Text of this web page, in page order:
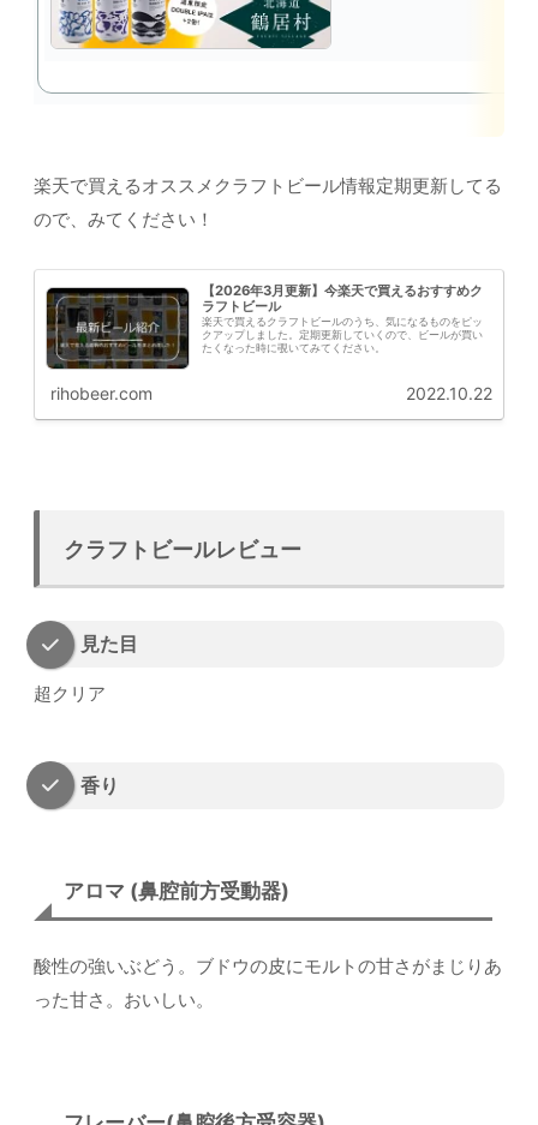
楽天で買えるオススメクラフトビール情報定期更新してる
ので、みてください！
【2026年3月更新】今楽天で買えるおすすめク
ラフトビール
楽天で買えるクラフトビールのうち、気になるものをピッ
クアップしました。定期更新していくので、ビールが買い
たくなった時に覗いてみてください。
rihobeer.com 2022.10.22
クラフトビールレビュー
見た目
超クリア
香り
アロマ (鼻腔前方受動器)
酸性の強いぶどう。ブドウの皮にモルトの甘さがまじりあ
った甘さ。おいしい。